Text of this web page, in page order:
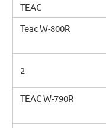
TEAC
Teac W-800R
2
TEAC W-790R